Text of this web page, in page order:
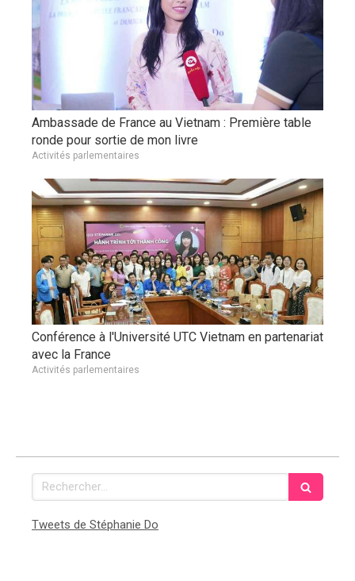
Ambassade de France au Vietnam : Première table
ronde pour sortie de mon livre
Activités parlementaires
Conférence à l'Université UTC Vietnam en partenariat
avec la France
Activités parlementaires
Rechercher
Tweets de Stéphanie Do